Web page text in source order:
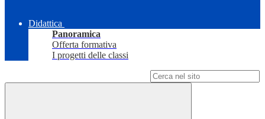
Didattica
Panoramica
Offerta formativa
I progetti delle classi